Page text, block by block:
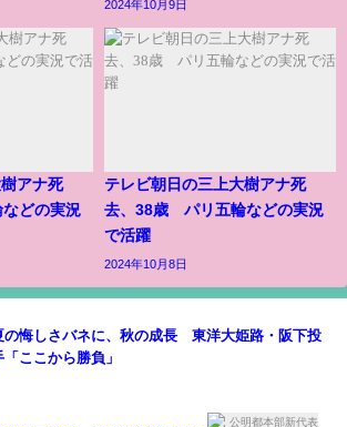
2024年10月9日
アナ死
どの実況
テレビ朝日の三上大樹アナ死
去、38歳 パリ五輪などの実況
で活躍
2024年10月8日
の悔しさバネに、秋の成長 東洋大姫路・阪下投
「ここから勝負」